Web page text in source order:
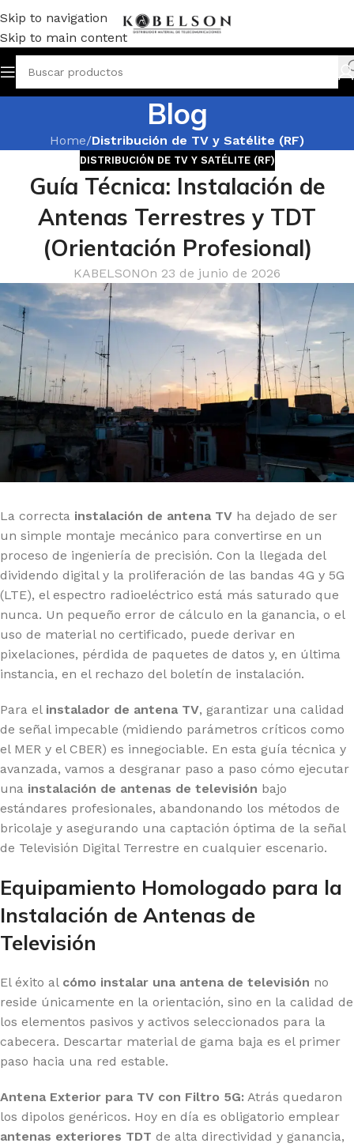
Skip to navigation
Skip to main content
Blog
Home/Distribución de TV y Satélite (RF)
DISTRIBUCIÓN DE TV Y SATÉLITE (RF)
Guía Técnica: Instalación de
Antenas Terrestres y TDT
(Orientación Profesional)
KABELSONOn 23 de junio de 2026
La correcta instalación de antena TV ha dejado de ser
un simple montaje mecánico para convertirse en un
proceso de ingeniería de precisión. Con la llegada del
dividendo digital y la proliferación de las bandas 4G y 5G
(LTE), el espectro radioeléctrico está más saturado que
nunca. Un pequeño error de cálculo en la ganancia, o el
uso de material no certificado, puede derivar en
pixelaciones, pérdida de paquetes de datos y, en última
instancia, en el rechazo del boletín de instalación.
Para el instalador de antena TV, garantizar una calidad
de señal impecable (midiendo parámetros críticos como
el MER y el CBER) es innegociable. En esta guía técnica y
avanzada, vamos a desgranar paso a paso cómo ejecutar
una instalación de antenas de televisión bajo
estándares profesionales, abandonando los métodos de
bricolaje y asegurando una captación óptima de la señal
de Televisión Digital Terrestre en cualquier escenario.
Equipamiento Homologado para la
Instalación de Antenas de
Televisión
El éxito al cómo instalar una antena de televisión no
reside únicamente en la orientación, sino en la calidad de
los elementos pasivos y activos seleccionados para la
cabecera. Descartar material de gama baja es el primer
paso hacia una red estable.
Antena Exterior para TV con Filtro 5G: Atrás quedaron
los dipolos genéricos. Hoy en día es obligatorio emplear
antenas exteriores TDT de alta directividad y ganancia,